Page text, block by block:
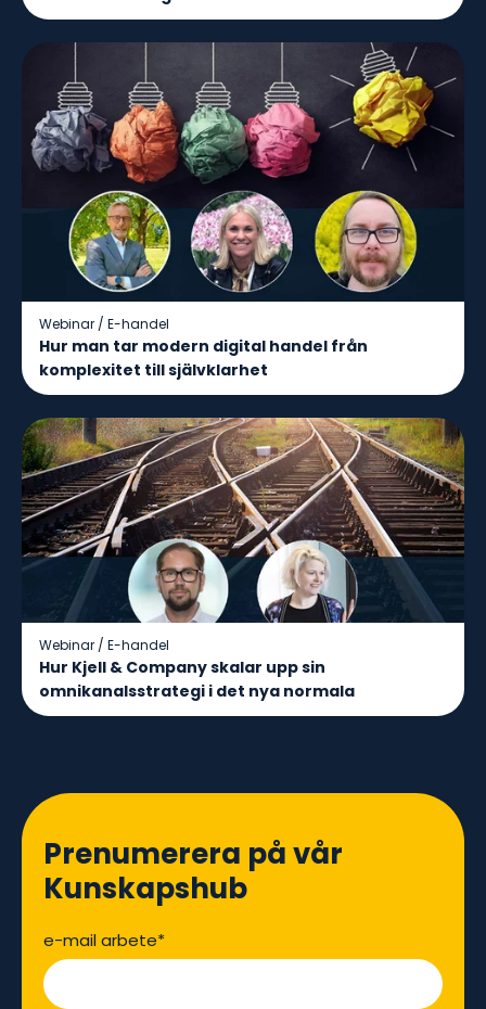
Webinar / E-handel
Hur man tar modern digital handel från
komplexitet till självklarhet
Webinar / E-handel
Hur Kjell & Company skalar upp sin
omnikanalsstrategi i det nya normala
Prenumerera på vår
Kunskapshub
e-mail arbete*